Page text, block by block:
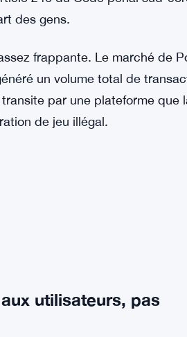
des gens.
frappante. Le marché de
un volume total de
par une plateforme que
de jeu illégal.